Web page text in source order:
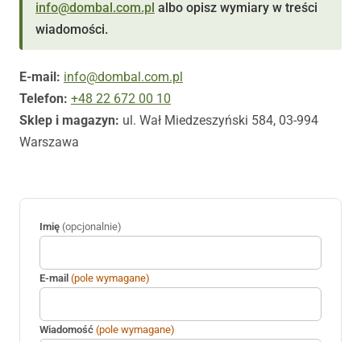
info@dombal.com.pl albo opisz wymiary w treści
wiadomości.
E-mail: info@dombal.com.pl
Telefon: +48 22 672 00 10
Sklep i magazyn: ul. Wał Miedzeszyński 584, 03-994
Warszawa
Imię (opcjonalnie)
E-mail (pole wymagane)
Wiadomość (pole wymagane)